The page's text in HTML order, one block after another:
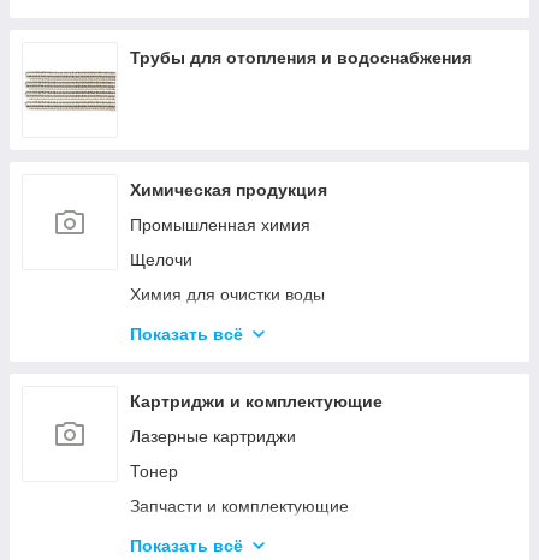
Низковольтное оборудование
Трубы для отопления и водоснабжения
Химическая продукция
Промышленная химия
Щелочи
Химия для очистки воды
Материалы для бурения и эксплуатации
Показать всё
Картриджи и комплектующие
Лазерные картриджи
Тонер
Запчасти и комплектующие
Средства для обслуживания КМА
Показать всё